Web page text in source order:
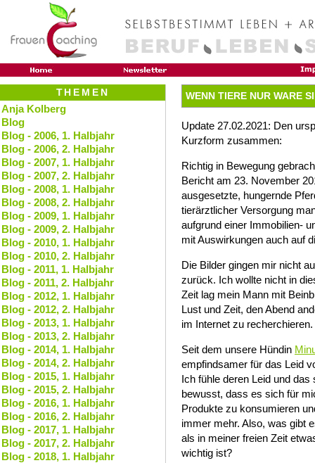
WENN TIERE NUR WARE
Update 27.02.2021: Den
Kurzform zusammen:
Richtig in Bewegung
Bericht am 23. November
ausgesetzte, hungernde
tierärztlicher Versorgung
aufgrund einer Immobilien-
mit Auswirkungen auch auf
Die Bilder gingen mir nicht
zurück. Ich wollte nicht in
Zeit lag mein Mann mit
Lust und Zeit, den Abend
im Internet zu recherchieren.
Seit dem unsere Hündin
empfindsamer für das Leid
Ich fühle deren Leid und
bewusst, dass es sich für
Produkte zu konsumieren
immer mehr. Also, was gibt
als in meiner freien Zeit
wichtig ist?
THEMEN
Anja Kolberg
Blog
Blog - 2006, 1. Halbjahr
Blog - 2006, 2. Halbjahr
Blog - 2007, 1. Halbjahr
Blog - 2007, 2. Halbjahr
Blog - 2008, 1. Halbjahr
Blog - 2008, 2. Halbjahr
Blog - 2009, 1. Halbjahr
Blog - 2009, 2. Halbjahr
Blog - 2010, 1. Halbjahr
Blog - 2010, 2. Halbjahr
Blog - 2011, 1. Halbjahr
Blog - 2011, 2. Halbjahr
Blog - 2012, 1. Halbjahr
Blog - 2012, 2. Halbjahr
Blog - 2013, 1. Halbjahr
Blog - 2013, 2. Halbjahr
Blog - 2014, 1. Halbjahr
Blog - 2014, 2. Halbjahr
Blog - 2015, 1. Halbjahr
Blog - 2015, 2. Halbjahr
Blog - 2016, 1. Halbjahr
Blog - 2016, 2. Halbjahr
Blog - 2017, 1. Halbjahr
Blog - 2017, 2. Halbjahr
Blog - 2018, 1. Halbjahr